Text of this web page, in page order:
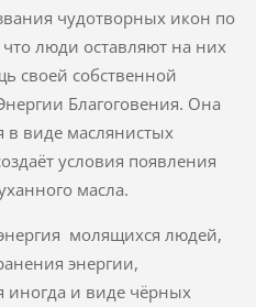
чудотворных икон по
люди оставляют на них
своей собственной
Благоговения. Она
в виде маслянистых
условия появления
масла.
молящихся людей,
энергии,
иногда и виде чёрных